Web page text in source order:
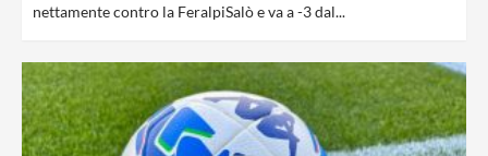
nettamente contro la FeralpiSalò e va a -3 dal...